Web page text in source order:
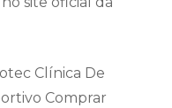
Clínica De
Comprar